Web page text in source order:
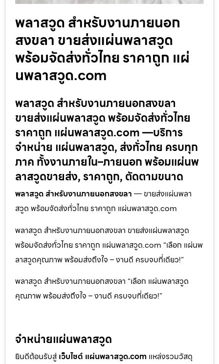
พลาสวูด สำหรับงานภายนอก
สงขลา ขายส่งแผ่นพลาสวูด
พร้อมจัดส่งทั่วไทย ราคาถูก แผ่
นพลาสวูด.com
พลาสวูด สำหรับงานภายนอกสงขลา
ขายส่งแผ่นพลาสวูด พร้อมจัดส่งทั่วไทย
ราคาถูก แผ่นพลาสวูด.com —บริการ
จำหน่าย แผ่นพลาสวูด, ส่งทั่วไทย ครบทุก
ภาค ทั้งงานภายใน–ภายนอก พร้อมแผ่นพ
ลาสวูดขายส่ง, ราคาถูก, ตัดตามขนาด
พลาสวูด สำหรับงานภายนอกสงขลา — ขายส่งแผ่นพลา
สวูด พร้อมจัดส่งทั่วไทย ราคาถูก แผ่นพลาสวูด.com
พลาสวูด สำหรับงานภายนอกสงขลา ขายส่งแผ่นพลาสวูด
พร้อมจัดส่งทั่วไทย ราคาถูก แผ่นพลาสวูด.com “เลือก แผ่นพ
ลาสวูดคุณภาพ พร้อมส่งถึงใจ – งานดี ครบจบที่เดียว!”
พลาสวูด สำหรับงานภายนอกสงขลา “เลือก แผ่นพลาสวูด
คุณภาพ พร้อมส่งถึงใจ – งานดี ครบจบที่เดียว!”
จำหน่ายแผ่นพลาสวูด
ยินดีต้อนรับสู่ เว็บไซต์ แผ่นพลาสวูด.com แหล่งรวมวัสดุ